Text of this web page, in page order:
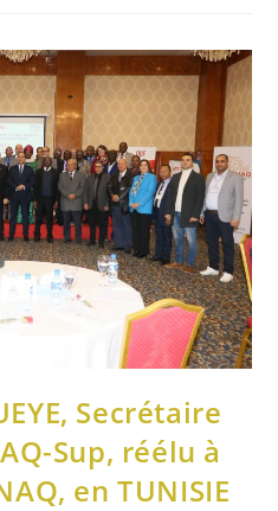
Secrétaire
Sup, réélu à
en TUNISIE